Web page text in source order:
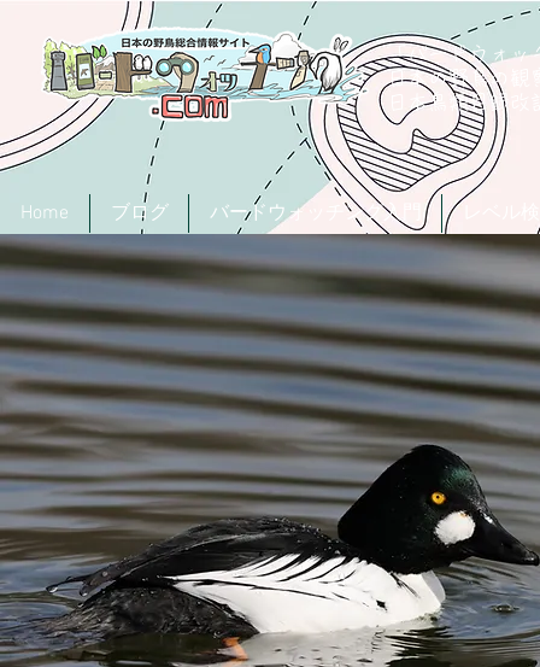
「バードウォッ
日本の野鳥の観
日本鳥類目録
Home ブログ バードウォッチング入門